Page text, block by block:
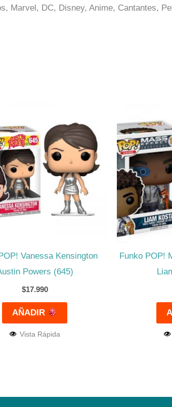
Marvel, DC, Disney, Anime, Cantantes,
Vanessa Kensington
Powers (645)
$17.990
AÑADIR
Vista Rápida
Funko POP!